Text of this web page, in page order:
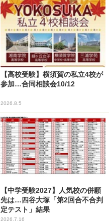
【高校受験】横須賀の私立4校が
参加…合同相談会10/12
2026.8.5
【中学受験2027】人気校の併願
先は…四谷大塚「第2回合不合判
定テスト」結果
2026.7.16